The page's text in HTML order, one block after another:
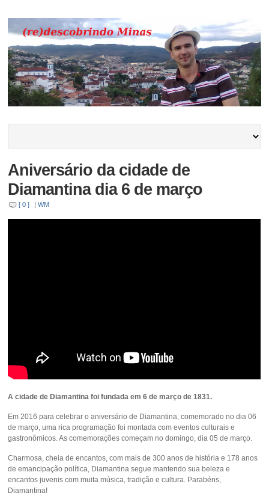
Aniversário da cidade de
Diamantina dia 6 de março
[ 0 ] |WM
A cidade de Diamantina foi fundada em 6 de março de 1831.
Em 2016 para celebrar o aniversário de Diamantina, comemorado no dia 06
de março, uma rica programação foi montada com eventos culturais e
gastronômicos. As comemorações começam no domingo, dia 05 de março.
Charmosa, cheia de encantos, com mais de 300 anos de história e 178 anos
de emancipação política, Diamantina segue mantendo sua beleza e
encantos juvenis com muita música, tradição e cultura. Parabéns,
Diamantina!